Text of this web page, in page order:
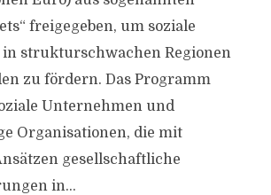
freigegeben, um soziale
strukturschwachen Regionen
zu fördern. Das Programm
Unternehmen und
Organisationen, die mit
gesellschaftliche
in...